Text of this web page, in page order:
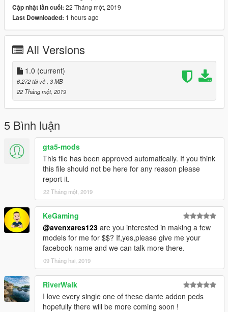
Cập nhật lần cuối: 22 Tháng một, 2019
Last Downloaded: 1 hours ago
All Versions
1.0 (current)
6.272 tải về , 3 MB
22 Tháng một, 2019
5 Bình luận
gta5-mods
This file has been approved automatically. If you think
this file should not be here for any reason please
report it.
22 Tháng một, 2019
KeGaming
@avenxares123 are you interested in making a few
models for me for $$? If,yes,please give me your
facebook name and we can talk more there.
09 Tháng hai, 2019
RiverWalk
I love every single one of these dante addon peds
hopefully there will be more coming soon !